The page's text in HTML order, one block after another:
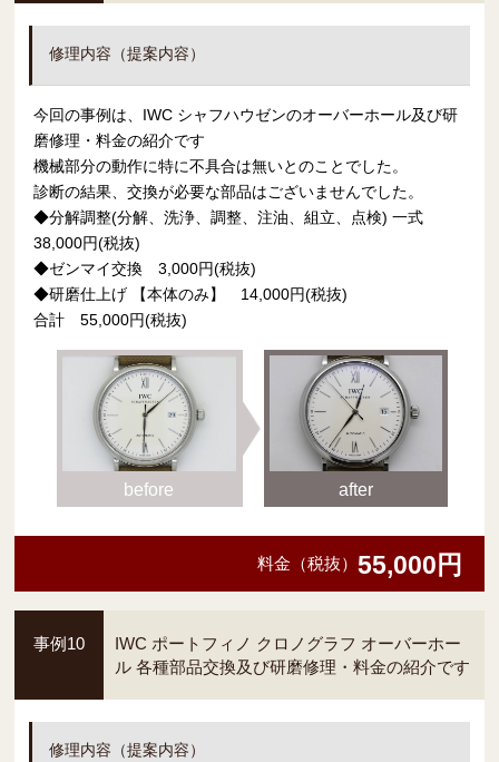
修理内容（提案内容）
今回の事例は、IWC シャフハウゼンのオーバーホール及び研
磨修理・料金の紹介です
機械部分の動作に特に不具合は無いとのことでした。
診断の結果、交換が必要な部品はございませんでした。
◆分解調整(分解、洗浄、調整、注油、組立、点検) 一式
38,000円(税抜)
◆ゼンマイ交換 3,000円(税抜)
◆研磨仕上げ 【本体のみ】 14,000円(税抜)
合計 55,000円(税抜)
before after
料金（税抜） 55,000円
事例10
IWC ポートフィノ クロノグラフ オーバーホー
ル 各種部品交換及び研磨修理・料金の紹介です
修理内容（提案内容）